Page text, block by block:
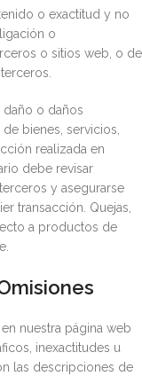
o exactitud y no
o
o sitios web, o de
o daños
bienes, servicios,
realizada en
debe revisar
y asegurarse
transacción. Quejas,
a productos de
nuestra página web
inexactitudes u
las descripciones de